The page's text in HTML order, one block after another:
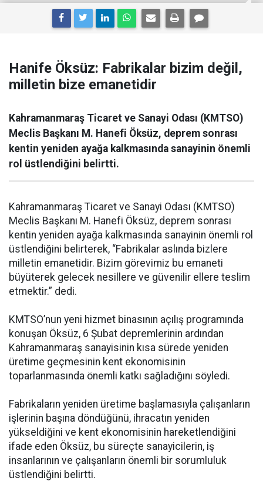
Hanife Öksüz: Fabrikalar bizim değil,
milletin bize emanetidir
Kahramanmaraş Ticaret ve Sanayi Odası (KMTSO)
Meclis Başkanı M. Hanefi Öksüz, deprem sonrası
kentin yeniden ayağa kalkmasında sanayinin önemli
rol üstlendiğini belirtti.
Kahramanmaraş Ticaret ve Sanayi Odası (KMTSO)
Meclis Başkanı M. Hanefi Öksüz, deprem sonrası
kentin yeniden ayağa kalkmasında sanayinin önemli rol
üstlendiğini belirterek, “Fabrikalar aslında bizlere
milletin emanetidir. Bizim görevimiz bu emaneti
büyüterek gelecek nesillere ve güvenilir ellere teslim
etmektir.” dedi.
KMTSO’nun yeni hizmet binasının açılış programında
konuşan Öksüz, 6 Şubat depremlerinin ardından
Kahramanmaraş sanayisinin kısa sürede yeniden
üretime geçmesinin kent ekonomisinin
toparlanmasında önemli katkı sağladığını söyledi.
Fabrikaların yeniden üretime başlamasıyla çalışanların
işlerinin başına döndüğünü, ihracatın yeniden
yükseldiğini ve kent ekonomisinin hareketlendiğini
ifade eden Öksüz, bu süreçte sanayicilerin, iş
insanlarının ve çalışanların önemli bir sorumluluk
üstlendiğini belirtti.